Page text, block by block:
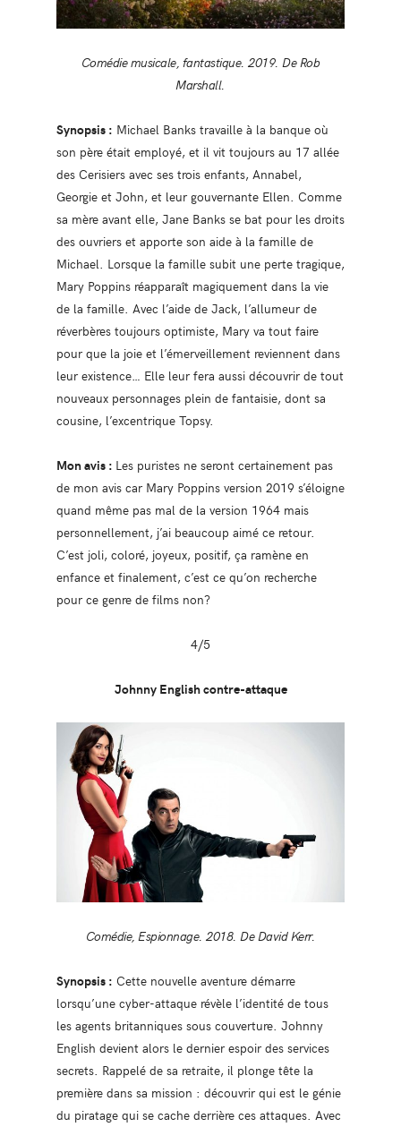
Comédie musicale, fantastique. 2019. De Rob
Marshall.
Synopsis : Michael Banks travaille à la banque où
son père était employé, et il vit toujours au 17 allée
des Cerisiers avec ses trois enfants, Annabel,
Georgie et John, et leur gouvernante Ellen. Comme
sa mère avant elle, Jane Banks se bat pour les droits
des ouvriers et apporte son aide à la famille de
Michael. Lorsque la famille subit une perte tragique,
Mary Poppins réapparaît magiquement dans la vie
de la famille. Avec l’aide de Jack, l’allumeur de
réverbères toujours optimiste, Mary va tout faire
pour que la joie et l’émerveillement reviennent dans
leur existence… Elle leur fera aussi découvrir de tout
nouveaux personnages plein de fantaisie, dont sa
cousine, l’excentrique Topsy.
Mon avis : Les puristes ne seront certainement pas
de mon avis car Mary Poppins version 2019 s’éloigne
quand même pas mal de la version 1964 mais
personnellement, j’ai beaucoup aimé ce retour.
C’est joli, coloré, joyeux, positif, ça ramène en
enfance et finalement, c’est ce qu’on recherche
pour ce genre de films non?
4/5
Johnny English contre-attaque
Comédie, Espionnage. 2018. De David Kerr.
Synopsis : Cette nouvelle aventure démarre
lorsqu’une cyber-attaque révèle l’identité de tous
les agents britanniques sous couverture. Johnny
English devient alors le dernier espoir des services
secrets. Rappelé de sa retraite, il plonge tête la
première dans sa mission : découvrir qui est le génie
du piratage qui se cache derrière ces attaques. Avec